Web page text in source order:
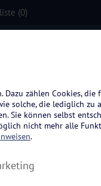
(0)
zählen Cookies,
solche, die lediglich zu
Sie können selbst
nicht mehr alle
.